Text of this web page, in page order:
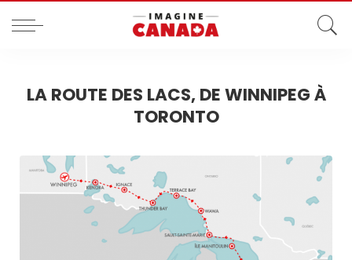
LA ROUTE DES LACS, DE WINNIPEG À
TORONTO